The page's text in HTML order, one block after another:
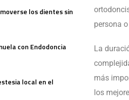
los dientes sin
con Endodoncia
local en el
persona
La
más
los